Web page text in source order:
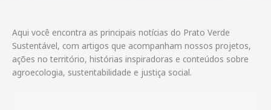
Aqui você encontra as principais notícias do Prato Verde
Sustentável, com artigos que acompanham nossos projetos,
ações no território, histórias inspiradoras e conteúdos sobre
agroecologia, sustentabilidade e justiça social.